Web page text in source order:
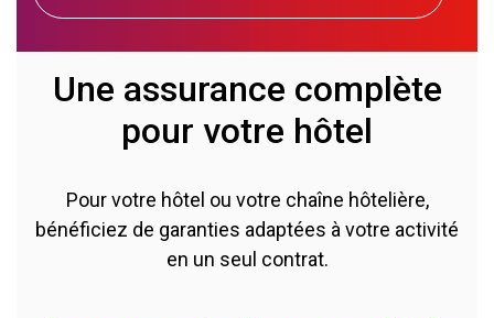
Une assurance complète
pour votre hôtel
Pour votre hôtel ou votre chaîne hôtelière,
bénéficiez de garanties adaptées à votre activité
en un seul contrat.